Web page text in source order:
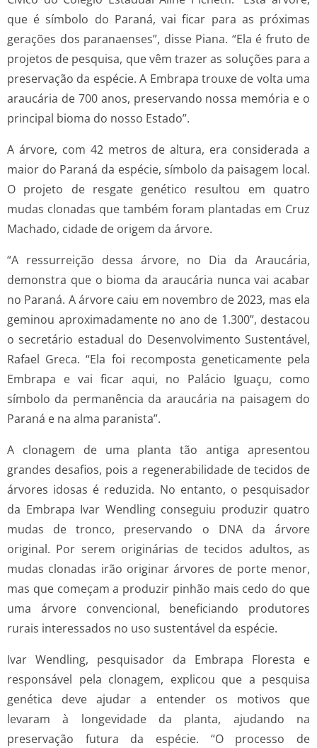
que é símbolo do Paraná, vai ficar para as próximas
gerações dos paranaenses”, disse Piana. “Ela é fruto de
projetos de pesquisa, que vêm trazer as soluções para a
preservação da espécie. A Embrapa trouxe de volta uma
araucária de 700 anos, preservando nossa memória e o
principal bioma do nosso Estado”.
A árvore, com 42 metros de altura, era considerada a
maior do Paraná da espécie, símbolo da paisagem local.
O projeto de resgate genético resultou em quatro
mudas clonadas que também foram plantadas em Cruz
Machado, cidade de origem da árvore.
“A ressurreição dessa árvore, no Dia da Araucária,
demonstra que o bioma da araucária nunca vai acabar
no Paraná. A árvore caiu em novembro de 2023, mas ela
geminou aproximadamente no ano de 1.300”, destacou
o secretário estadual do Desenvolvimento Sustentável,
Rafael Greca. “Ela foi recomposta geneticamente pela
Embrapa e vai ficar aqui, no Palácio Iguaçu, como
símbolo da permanência da araucária na paisagem do
Paraná e na alma paranista”.
A clonagem de uma planta tão antiga apresentou
grandes desafios, pois a regenerabilidade de tecidos de
árvores idosas é reduzida. No entanto, o pesquisador
da Embrapa Ivar Wendling conseguiu produzir quatro
mudas de tronco, preservando o DNA da árvore
original. Por serem originárias de tecidos adultos, as
mudas clonadas irão originar árvores de porte menor,
mas que começam a produzir pinhão mais cedo do que
uma árvore convencional, beneficiando produtores
rurais interessados no uso sustentável da espécie.
Ivar Wendling, pesquisador da Embrapa Floresta e
responsável pela clonagem, explicou que a pesquisa
genética deve ajudar a entender os motivos que
levaram à longevidade da planta, ajudando na
preservação futura da espécie. “O processo de